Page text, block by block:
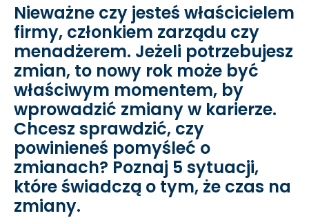
Nieważne czy jesteś właścicielem
firmy, członkiem zarządu czy
menadżerem. Jeżeli potrzebujesz
zmian, to nowy rok może być
właściwym momentem, by
wprowadzić zmiany w karierze.
Chcesz sprawdzić, czy
powinieneś pomyśleć o
zmianach? Poznaj 5 sytuacji,
które świadczą o tym, że czas na
zmiany.